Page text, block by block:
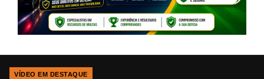
VÍDEO EM DESTAQUE